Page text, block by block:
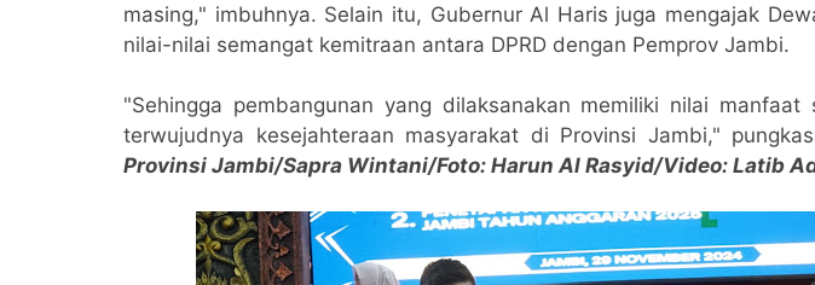
masing," imbuhnya. Selain itu, Gubernur Al Haris juga mengajak
nilai-nilai semangat kemitraan antara DPRD dengan Pemprov Jambi.
"Sehingga pembangunan yang dilaksanakan memiliki nilai manfaat
terwujudnya kesejahteraan masyarakat di Provinsi Jambi,"
Provinsi Jambi/Sapra Wintani/Foto: Harun Al Rasyid/Video: Latib